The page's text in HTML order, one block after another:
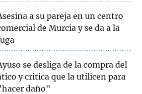
a su pareja en un centro
de Murcia y se da a la
se desliga de la compra del
y critica que la utilicen para
daño"